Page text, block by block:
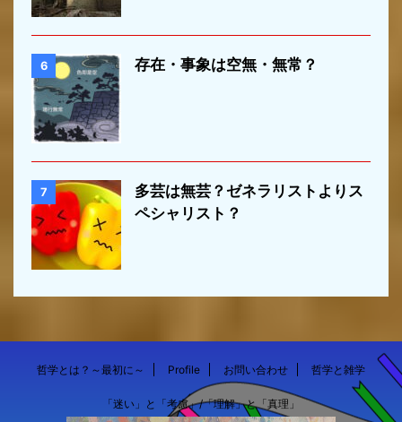
6 存在・事象は空無・無常？
7
多芸は無芸？ゼネラリストよりス
ペシャリスト？
哲学とは？～最初に～ Profile お問い合わせ 哲学と雑学
「迷い」と「考慮」/「理解」と「真理」